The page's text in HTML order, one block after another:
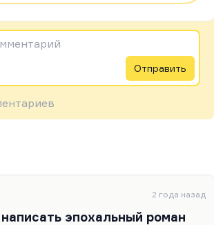
Отправить
2 года назад
эпохальный роман